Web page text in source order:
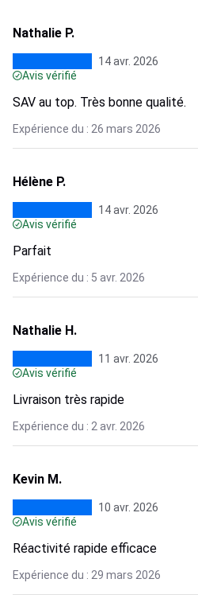
Nathalie P.
14 avr. 2026
Avis vérifié
SAV au top. Très bonne qualité.
Expérience du : 26 mars 2026
Hélène P.
14 avr. 2026
Avis vérifié
Parfait
Expérience du : 5 avr. 2026
Nathalie H.
11 avr. 2026
Avis vérifié
Livraison très rapide
Expérience du : 2 avr. 2026
Kevin M.
10 avr. 2026
Avis vérifié
Réactivité rapide efficace
Expérience du : 29 mars 2026